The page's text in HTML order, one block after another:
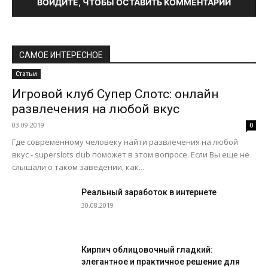
ВОЙДИТЕ, ЧТОБЫ ОСТАВИТЬ КОММЕНТАРИЙ
САМОЕ ИНТЕРЕСНОЕ
Статьи
Игровой клуб Супер Слотс: онлайн
развлечения на любой вкус
03.09.2019 0
Где современному человеку найти развлечения на любой
вкус - superslots club поможет в этом вопросе. Если Вы еще не
слышали о таком заведении, как...
Реальный заработок в интернете
30.08.2019
Кирпич облицовочный гладкий:
элегантное и практичное решение для